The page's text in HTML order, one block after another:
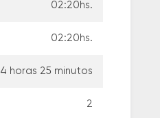
02:20hs.
02:20hs.
4 horas 25 minutos
2